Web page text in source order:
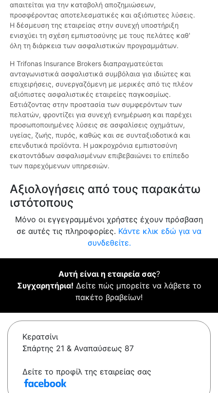
απαιτείται για την καταβολή αποζημιώσεων,
προσφέροντας αποτελεσματικές και αξιόπιστες λύσεις.
Η δέσμευση της εταιρείας στην συνεχή υποστήριξη
ενισχύει τη σχέση εμπιστοσύνης με τους πελάτες καθ'
όλη τη διάρκεια των ασφαλιστικών προγραμμάτων.
Η Trifonas Insurance Brokers διαπραγματεύεται
ανταγωνιστικά ασφαλιστικά συμβόλαια για ιδιώτες και
επιχειρήσεις, συνεργαζόμενη με μερικές από τις πλέον
αξιόπιστες ασφαλιστικές εταιρείες παγκοσμίως.
Εστιάζοντας στην προστασία των συμφερόντων των
πελατών, φροντίζει για συνεχή ενημέρωση και παρέχει
προσωποποιημένες λύσεις σε ασφαλίσεις οχημάτων,
υγείας, ζωής, πυρός, καθώς και σε συνταξιοδοτικά και
επενδυτικά προϊόντα. Η μακροχρόνια εμπιστοσύνη
εκατοντάδων ασφαλισμένων επιβεβαιώνει το επίπεδο
των παρεχόμενων υπηρεσιών.
Αξιολογήσεις από τους παρακάτω
ιστότοπους
Μόνο οι εγγεγραμμένοι χρήστες έχουν πρόσβαση
σε αυτές τις πληροφορίες. Κάντε κλικ εδώ για να
συνδεθείτε.
Αυτή είναι η εταιρεία σας?
Συγχαρητήρια! Δείτε πώς μπορείτε να λάβετε το
πακέτο βραβείων!
Κερατσίνι
Σπάρτης 21 & Αναπαύσεως 87
Δείτε το προφίλ της εταιρείας σας